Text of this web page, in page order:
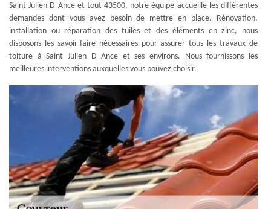
Saint Julien D Ance et tout 43500, notre équipe accueille les différentes
demandes dont vous avez besoin de mettre en place. Rénovation,
installation ou réparation des tuiles et des éléments en zinc, nous
disposons les savoir-faire nécessaires pour assurer tous les travaux de
toiture à Saint Julien D Ance et ses environs. Nous fournissons les
meilleures interventions auxquelles vous pouvez choisir.